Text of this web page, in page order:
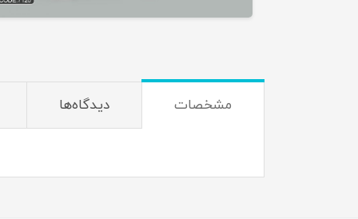
مشخصات دیدگاه‌ها